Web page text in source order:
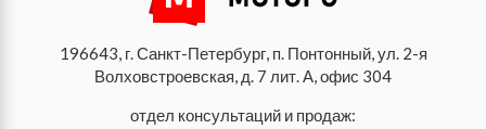
196643, г. Санкт-Петербург, п. Понтонный, ул. 2-я
Волховстроевская, д. 7 лит. А, офис 304
отдел консультаций и продаж: